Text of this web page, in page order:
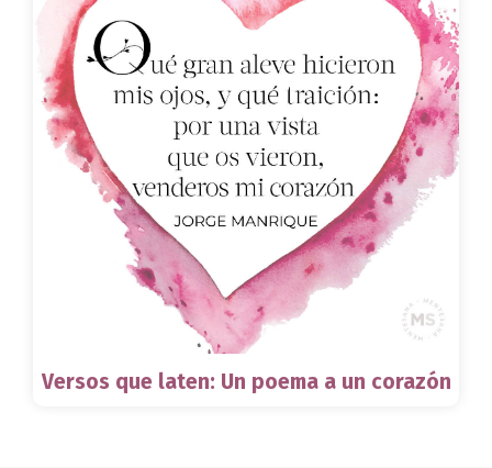
Versos que laten: Un poema a un corazón